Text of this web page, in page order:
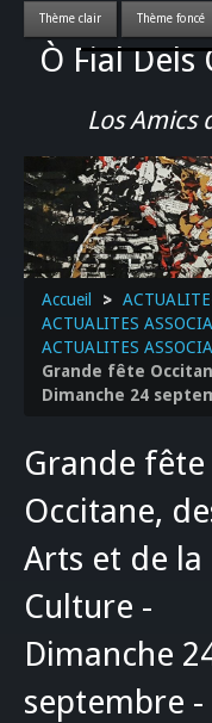
Ò Fial Dels
Los Amics
Accueil
LES
PATRIMOINE
ACTUALITE-
Accueil >
ACTUALITES
ACTUALITES
Grande fête
Dimanche 24
Grande fête
Occitane,
Arts et de la
Culture -
Dimanche
septembre -